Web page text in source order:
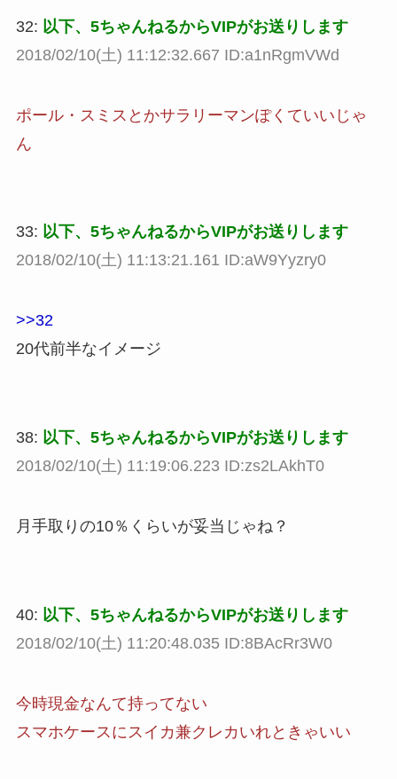
32: 以下、5ちゃんねるからVIPがお送りします
2018/02/10(土) 11:12:32.667 ID:a1nRgmVWd
ポール・スミスとかサラリーマンぽくていいじゃ
ん
33: 以下、5ちゃんねるからVIPがお送りします
2018/02/10(土) 11:13:21.161 ID:aW9Yyzry0
>>32
20代前半なイメージ
38: 以下、5ちゃんねるからVIPがお送りします
2018/02/10(土) 11:19:06.223 ID:zs2LAkhT0
月手取りの10％くらいが妥当じゃね？
40: 以下、5ちゃんねるからVIPがお送りします
2018/02/10(土) 11:20:48.035 ID:8BAcRr3W0
今時現金なんて持ってない
スマホケースにスイカ兼クレカいれときゃいい